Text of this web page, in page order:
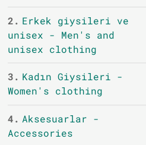
2. Erkek giysileri ve
unisex - Men's and
unisex clothing
3. Kadın Giysileri -
Women's clothing
4. Aksesuarlar -
Accessories